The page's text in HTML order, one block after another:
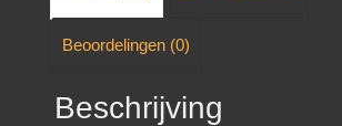
Beoordelingen (0)
Beschrijving